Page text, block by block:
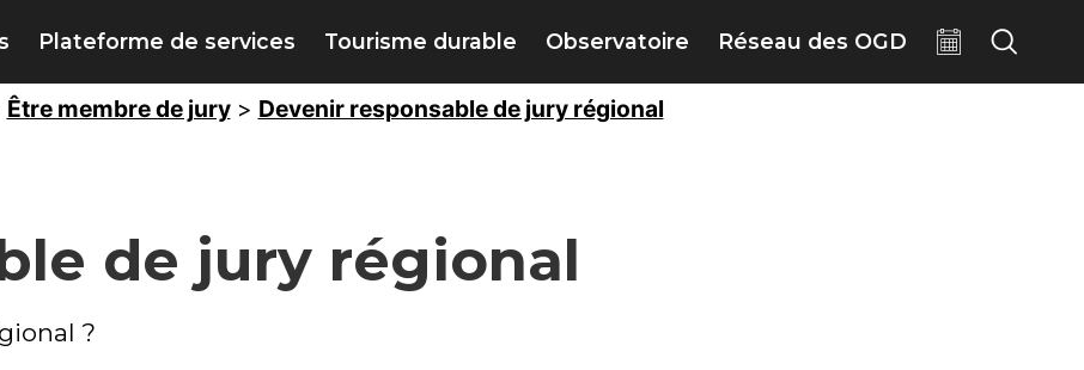
Plateforme de services Tourisme durable Observatoire Réseau des OGD
Être membre de jury> Devenir responsable de jury régional
de jury régional
?